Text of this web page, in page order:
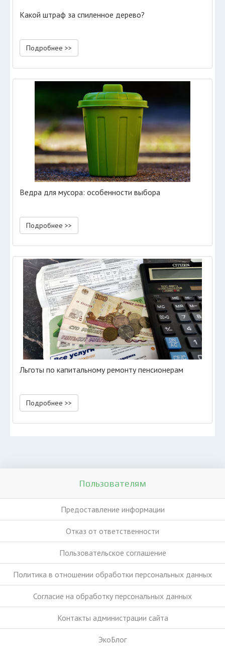
Какой штраф за спиленное дерево?
Подробнее >>
Ведра для мусора: особенности выбора
Подробнее >>
Льготы по капитальному ремонту пенсионерам
Подробнее >>
Пользователям
Предоставление информации
Отказ от ответственности
Пользовательское соглашение
Политика в отношении обработки персональных данных
Согласие на обработку персональных данных
Контакты администрации сайта
ЭкоБлог